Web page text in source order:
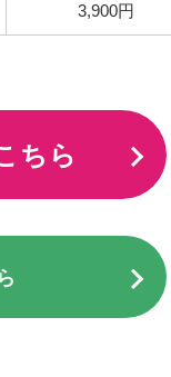
3,900円
ちら